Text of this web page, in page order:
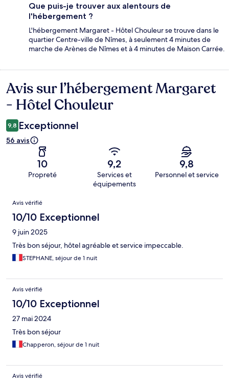
Que puis-je trouver aux alentours de
l'hébergement ?
L'hébergement Margaret - Hôtel Chouleur se trouve dans le
quartier Centre-ville de Nîmes, à seulement 4 minutes de
marche de Arènes de Nîmes et à 4 minutes de Maison Carrée.
Avis
Avis sur l’hébergement Margaret
- Hôtel Chouleur
9,8 Exceptionnel
56 avis
10
Propreté
9,2
Services et
équipements
9,8
Personnel et service
Avis
Avis vérifié
10/10 Exceptionnel
9 juin 2025
Très bon séjour, hôtel agréable et service impeccable.
STEPHANE, séjour de 1 nuit
Avis vérifié
10/10 Exceptionnel
27 mai 2024
Très bon séjour
Chapperon, séjour de 1 nuit
Avis vérifié